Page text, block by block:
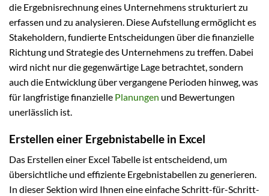
die Ergebnisrechnung eines Unternehmens strukturiert zu
erfassen und zu analysieren. Diese Aufstellung ermöglicht es
Stakeholdern, fundierte Entscheidungen über die finanzielle
Richtung und Strategie des Unternehmens zu treffen. Dabei
wird nicht nur die gegenwärtige Lage betrachtet, sondern
auch die Entwicklung über vergangene Perioden hinweg, was
für langfristige finanzielle Planungen und Bewertungen
unerlässlich ist.
Erstellen einer Ergebnistabelle in Excel
Das Erstellen einer Excel Tabelle ist entscheidend, um
übersichtliche und effiziente Ergebnistabellen zu generieren.
In dieser Sektion wird Ihnen eine einfache Schritt-für-Schritt-